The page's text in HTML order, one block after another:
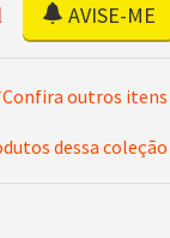
AVISE-ME
Confira outros
dessa coleção